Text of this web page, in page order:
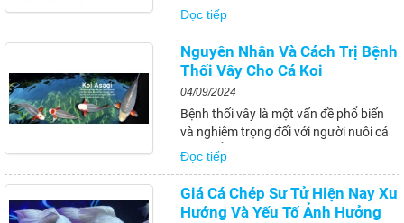
trồng thủy sản. Tuy nhiên, chúng cũng
dễ mắc phải bệnh thối vây, một tình
trạng nghiêm trọng có thể dẫn đến tử
vong của cá nếu không được chữa...
Đọc tiếp
Nguyên Nhân Và Cách Trị Bệnh
Thối Vây Cho Cá Koi
04/09/2024
Bệnh thối vây là một vấn đề phổ biến
và nghiêm trọng đối với người nuôi cá
Koi. Hiểu rõ nguyên nhân gây bệnh là
bước đầu tiên và quan trọng để có thể
điều trị và phòng ngừa bệnh một cách
hiệu quả. Trong phần này, chúng ta...
Đọc tiếp
Giá Cá Chép Sư Tử Hiện Nay Xu
Hướng Và Yếu Tố Ảnh Hưởng